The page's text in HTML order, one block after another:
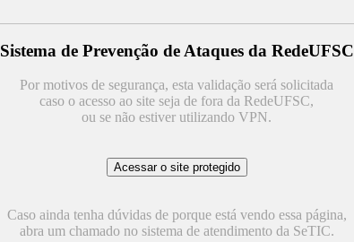
Sistema de Prevenção de Ataques da RedeUFSC
Por motivos de segurança, esta validação será solicitada
caso o acesso ao site seja de fora da RedeUFSC,
ou se não estiver utilizando VPN.
Caso ainda tenha dúvidas de porque está vendo essa página,
abra um chamado no sistema de atendimento da SeTIC.